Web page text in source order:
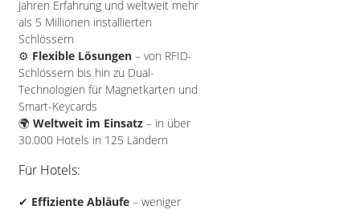
Jahren Erfahrung und weltweit mehr
als 5 Millionen installierten
Schlössern
⚙️ Flexible Lösungen – von RFID-
Schlössern bis hin zu Dual-
Technologien für Magnetkarten und
Smart-Keycards
🌍 Weltweit im Einsatz – in über
30.000 Hotels in 125 Ländern
Für Hotels:
✔ Effiziente Abläufe – weniger